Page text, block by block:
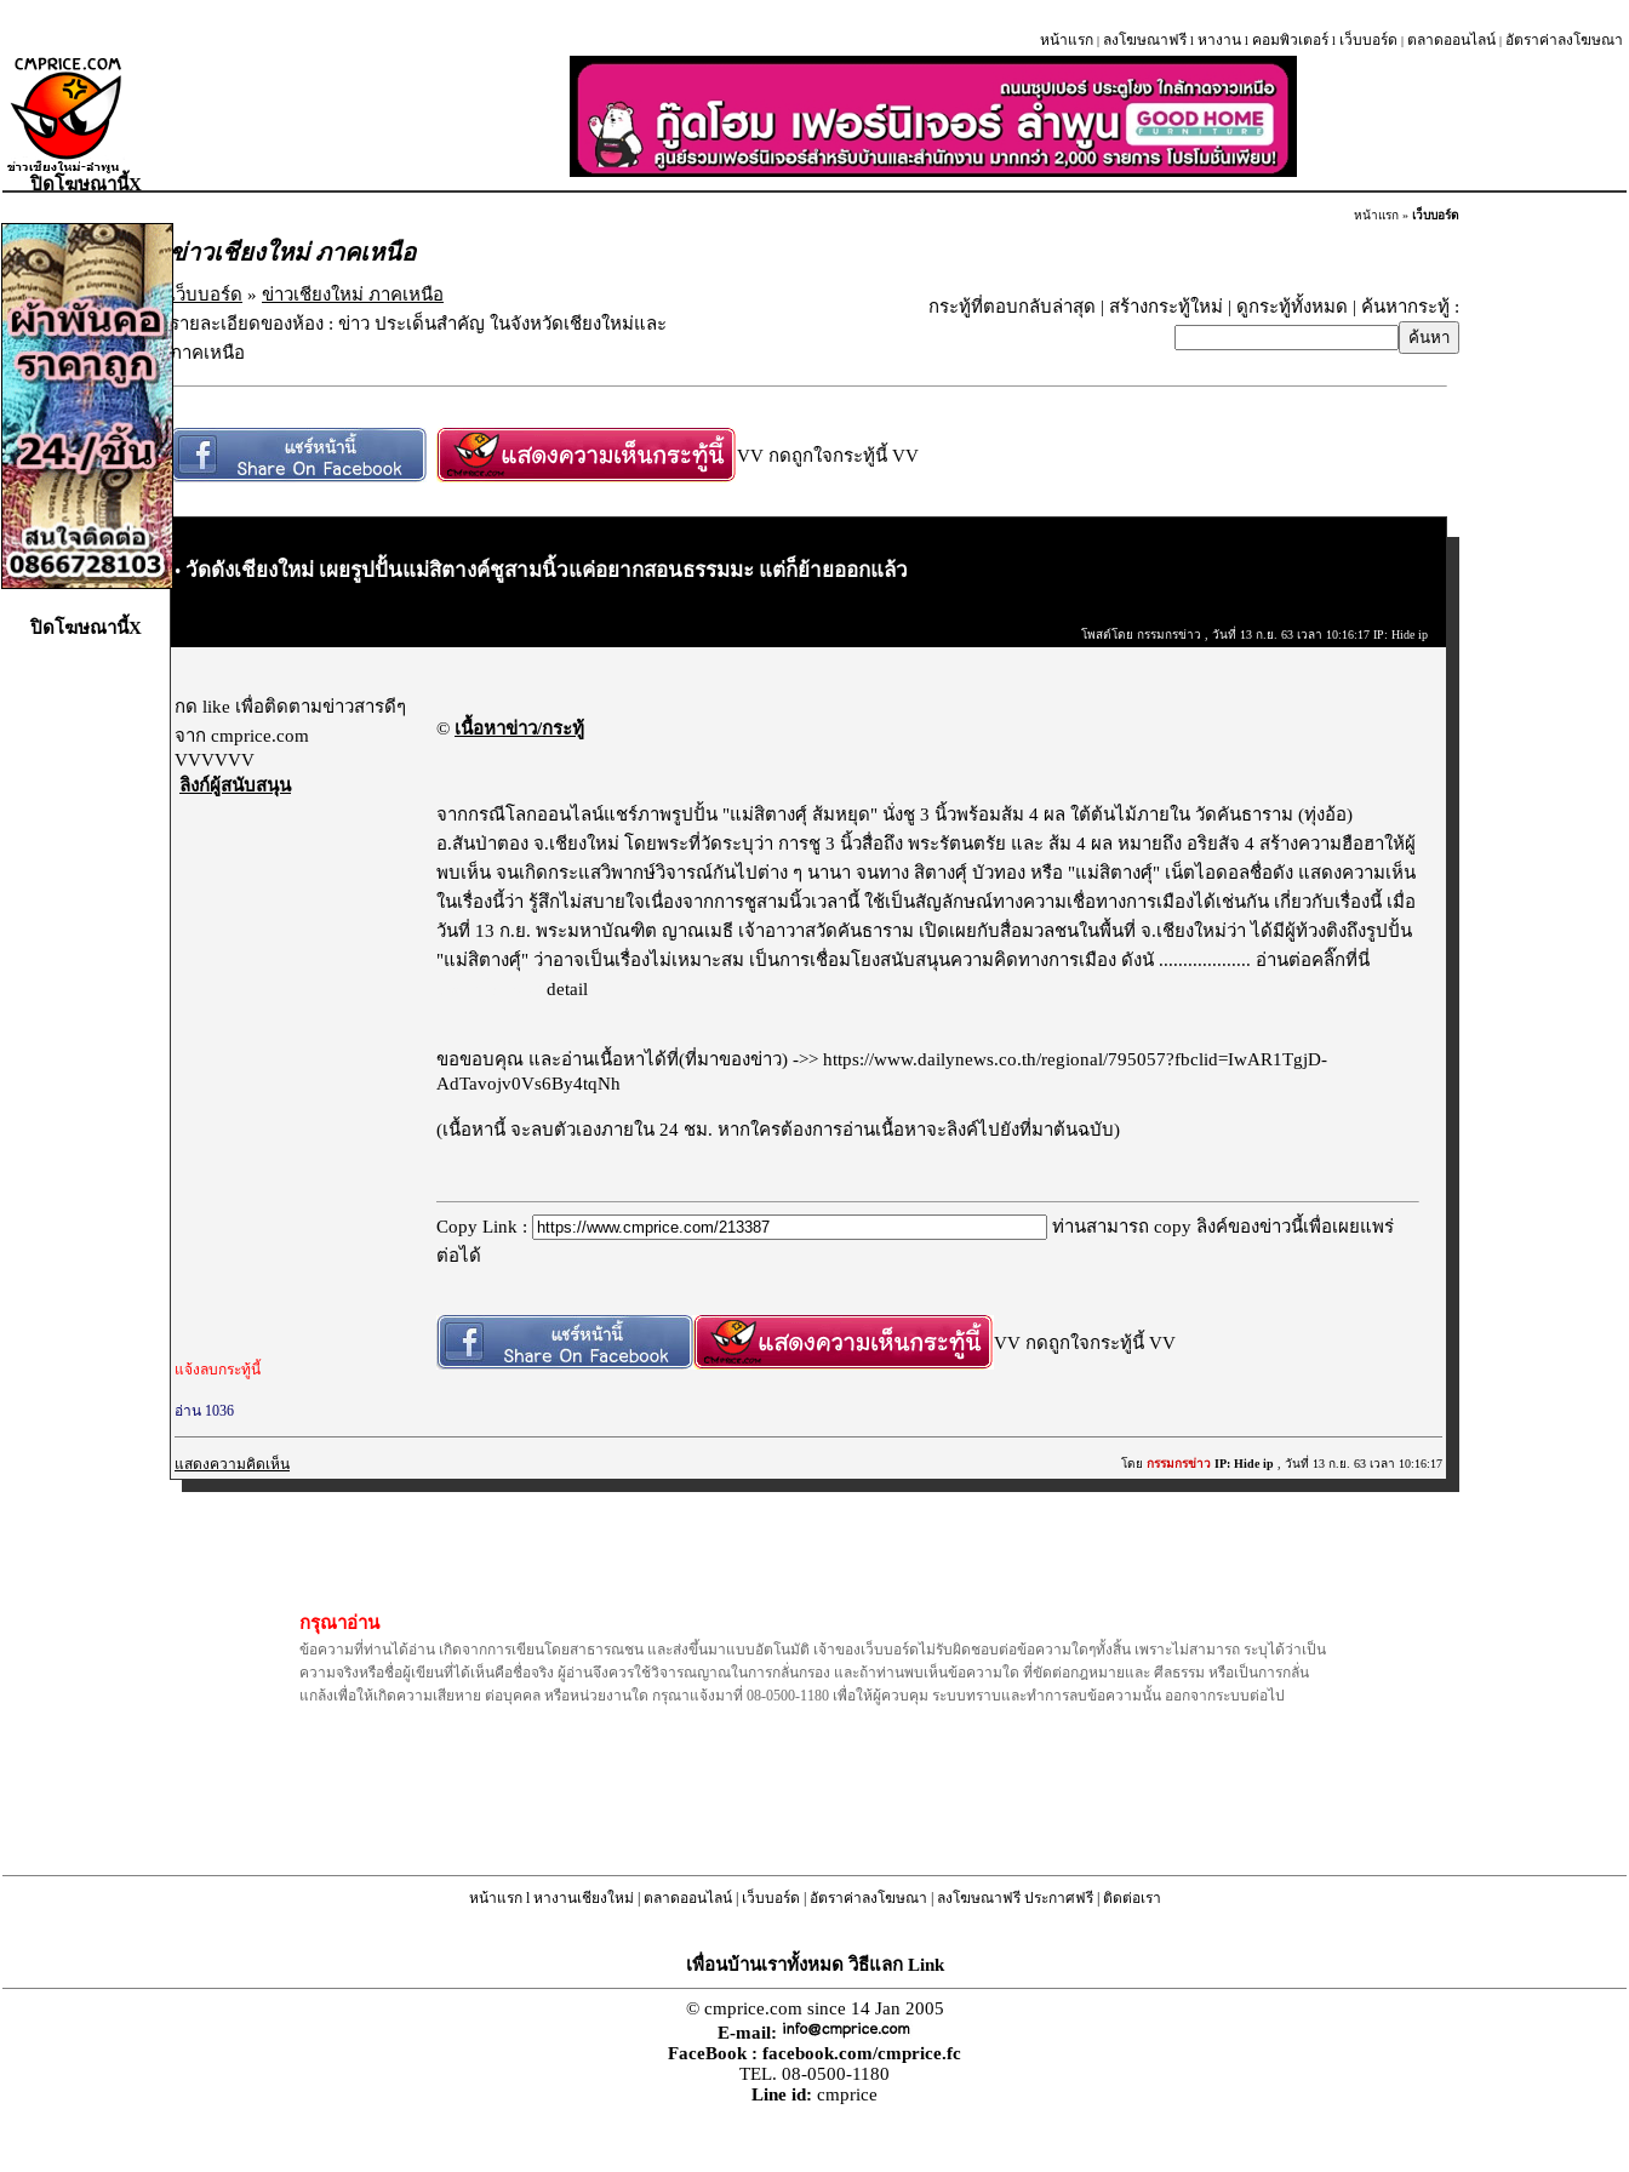
หน้าแรก | ลงโฆษณาฟรี l หางาน l คอมพิวเตอร์ l เว็บบอร์ด | ตลาดออนไลน์ | อัตราค่าลงโฆษณา
หน้าแรก » เว็บบอร์ด
ข่าวเชียงใหม่ ภาคเหนือ
เว็บบอร์ด » ข่าวเชียงใหม่ ภาคเหนือ
รายละเอียดของห้อง : ข่าว ประเด็นสำคัญ ในจังหวัดเชียงใหม่และ
ภาคเหนือ
กระทู้ที่ตอบกลับล่าสุด | สร้างกระทู้ใหม่ | ดูกระทู้ทั้งหมด | ค้นหากระทู้ :
VV กดถูกใจกระทู้นี้ VV
• วัดดังเชียงใหม่ เผยรูปปั้นแม่สิตางค์ชูสามนิ้วแค่อยากสอนธรรมมะ แต่ก็ย้ายออกแล้ว
โพสต์โดย กรรมกรข่าว , วันที่ 13 ก.ย. 63 เวลา 10:16:17 IP: Hide ip
กด like เพื่อติดตามข่าวสารดีๆ
จาก cmprice.com
VVVVVV
ลิงก์ผู้สนับสนุน
© เนื้อหาข่าว/กระทู้
จากกรณีโลกออนไลน์แชร์ภาพรูปปั้น "แม่สิตางศุ์ ส้มหยุด" นั่งชู 3 นิ้วพร้อมส้ม 4 ผล ใต้ต้นไม้ภายใน วัดคันธาราม (ทุ่งอ้อ)
อ.สันป่าตอง จ.เชียงใหม่ โดยพระที่วัดระบุว่า การชู 3 นิ้วสื่อถึง พระรัตนตรัย และ ส้ม 4 ผล หมายถึง อริยสัจ 4 สร้างความฮือฮาให้ผู้
พบเห็น จนเกิดกระแสวิพากษ์วิจารณ์กันไปต่าง ๆ นานา จนทาง สิตางศุ์ บัวทอง หรือ "แม่สิตางศุ์" เน็ตไอดอลชื่อดัง แสดงความเห็น
ในเรื่องนี้ว่า รู้สึกไม่สบายใจเนื่องจากการชูสามนิ้วเวลานี้ ใช้เป็นสัญลักษณ์ทางความเชื่อทางการเมืองได้เช่นกัน เกี่ยวกับเรื่องนี้ เมื่อ
วันที่ 13 ก.ย. พระมหาบัณฑิต ญาณเมธี เจ้าอาวาสวัดคันธาราม เปิดเผยกับสื่อมวลชนในพื้นที่ จ.เชียงใหม่ว่า ได้มีผู้ท้วงติงถึงรูปปั้น
"แม่สิตางศุ์" ว่าอาจเป็นเรื่องไม่เหมาะสม เป็นการเชื่อมโยงสนับสนุนความคิดทางการเมือง ดังนั ................... อ่านต่อคลิ๊กที่นี่
detail
ขอขอบคุณ และอ่านเนื้อหาได้ที่(ที่มาของข่าว) ->> https://www.dailynews.co.th/regional/795057?fbclid=IwAR1TgjD-
AdTavojv0Vs6By4tqNh
(เนื้อหานี้ จะลบตัวเองภายใน 24 ชม. หากใครต้องการอ่านเนื้อหาจะลิงค์ไปยังที่มาต้นฉบับ)
Copy Link :
ท่านสามารถ copy ลิงค์ของข่าวนี้เพื่อเผยแพร่
ต่อได้
VV กดถูกใจกระทู้นี้ VV
แจ้งลบกระทู้นี้
อ่าน 1036
แสดงความคิดเห็น โดย กรรมกรข่าว IP: Hide ip , วันที่ 13 ก.ย. 63 เวลา 10:16:17
กรุณาอ่าน
ข้อความที่ท่านได้อ่าน เกิดจากการเขียนโดยสาธารณชน และส่งขึ้นมาแบบอัตโนมัติ เจ้าของเว็บบอร์ดไม่รับผิดชอบต่อข้อความใดๆทั้งสิ้น เพราะไม่สามารถ ระบุได้ว่าเป็น
ความจริงหรือชื่อผู้เขียนที่ได้เห็นคือชื่อจริง ผู้อ่านจึงควรใช้วิจารณญาณในการกลั่นกรอง และถ้าท่านพบเห็นข้อความใด ที่ขัดต่อกฎหมายและ ศีลธรรม หรือเป็นการกลั่น
แกล้งเพื่อให้เกิดความเสียหาย ต่อบุคคล หรือหน่วยงานใด กรุณาแจ้งมาที่ 08-0500-1180 เพื่อให้ผู้ควบคุม ระบบทราบและทำการลบข้อความนั้น ออกจากระบบต่อไป
ปิดโฆษณานี้X
ปิดโฆษณานี้X
หน้าแรกl หางานเชียงใหม่ | ตลาดออนไลน์| เว็บบอร์ด | อัตราค่าลงโฆษณา | ลงโฆษณาฟรี ประกาศฟรี| ติดต่อเรา
เพื่อนบ้านเราทั้งหมด วิธีแลก Link
© cmprice.com since 14 Jan 2005
E-mail:
FaceBook : facebook.com/cmprice.fc
TEL. 08-0500-1180
Line id: cmprice